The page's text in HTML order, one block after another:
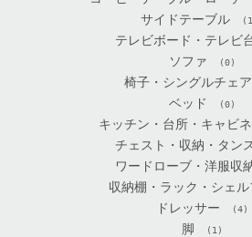
サイドテーブル
テレビボード・テレビ
ソファ (0)
椅子・シングルチェア
ベッド (0)
キッチン・台所・キャビ
チェスト・収納・タン
ワードローブ・洋服収
収納棚・ラック・シェル
ドレッサー (4)
脚 (1)